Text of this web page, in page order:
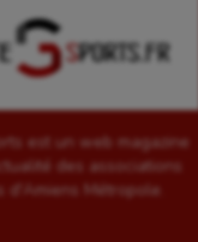
est un web magazine
des associations
d'Amiens Métropole.